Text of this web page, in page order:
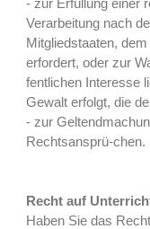
Verarbeitung nach
Mitgliedstaaten,
erfordert, oder zur
fentlichen Interesse
Gewalt erfolgt, die
- zur
Rechtsansprü-chen.
Recht auf
Haben Sie das